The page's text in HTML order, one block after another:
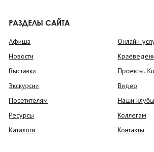
РАЗДЕЛЫ САЙТА
Афиша
Новости
Выставки
Экскурсии
Посетителям
Ресурсы
Каталоги
Онлайн-
Проекты.
Видео
Наши клубы
Коллегам
Контакты